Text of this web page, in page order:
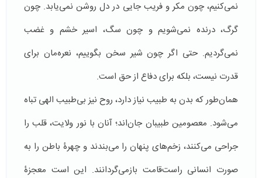
نمی‌کنیم، چون مکر و فریب جایی در دل روشن نمی‌یابد. چون
گرگ، درنده نمی‌شویم و چون سگ، اسیر خشم و غضب
نمی‌گردیم. حتی اگر چون شیر سخن بگوییم، نعره‌مان برای
قدرت نیست، بلکه برای دفاع از حق است.
همان‌طور که بدن به طبیب نیاز دارد، روح نیز بی‌طبیب الهی تباه
می‌شود. معصومین طبیبان جان‌اند؛ آنان با نور ولایت، قلب را
جراحی می‌کنند، زخم‌های پنهان را می‌بندند و چهرۀ باطن را به
صورت انسانی راست‌قامت بازمی‌گردانند. این است معجزۀ